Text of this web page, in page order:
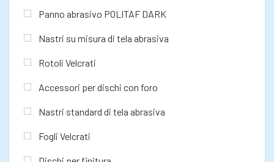
Panno abrasivo POLITAF DARK
Nastri su misura di tela abrasiva
Rotoli Velcrati
Accessori per dischi con foro
Nastri standard di tela abrasiva
Fogli Velcrati